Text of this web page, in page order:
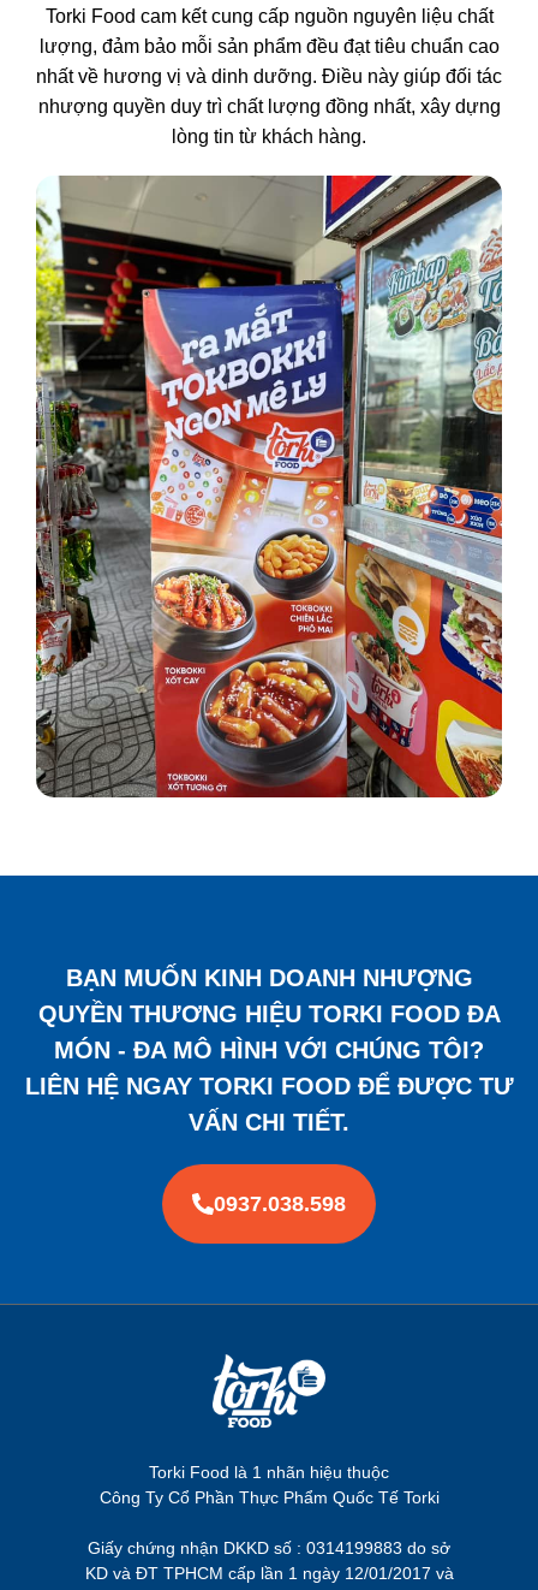
Torki Food cam kết cung cấp nguồn nguyên liệu chất
lượng, đảm bảo mỗi sản phẩm đều đạt tiêu chuẩn cao
nhất về hương vị và dinh dưỡng. Điều này giúp đối tác
nhượng quyền duy trì chất lượng đồng nhất, xây dựng
lòng tin từ khách hàng.
BẠN MUỐN KINH DOANH NHƯỢNG
QUYỀN THƯƠNG HIỆU TORKI FOOD ĐA
MÓN - ĐA MÔ HÌNH VỚI CHÚNG TÔI?
LIÊN HỆ NGAY TORKI FOOD ĐỂ ĐƯỢC TƯ
VẤN CHI TIẾT.
0937.038.598
Torki Food là 1 nhãn hiệu thuộc
Công Ty Cổ Phần Thực Phẩm Quốc Tế Torki
Giấy chứng nhận DKKD số : 0314199883 do sở
KD và ĐT TPHCM cấp lần 1 ngày 12/01/2017 và